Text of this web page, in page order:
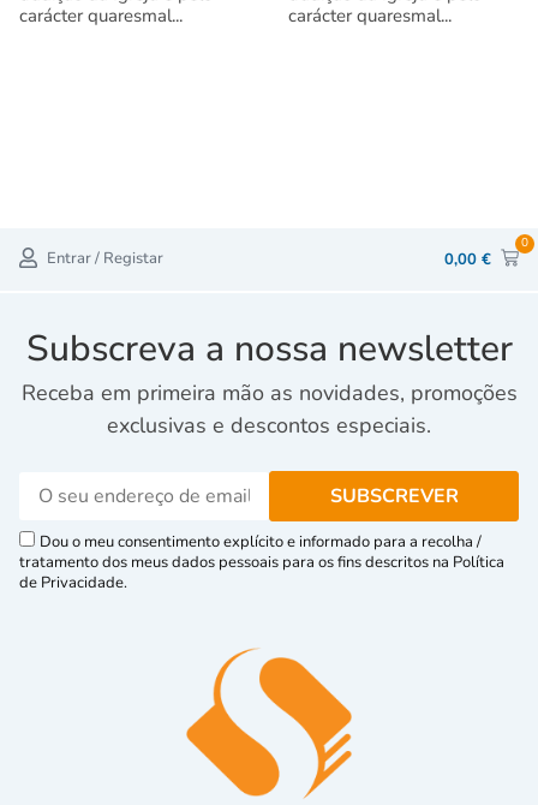
carácter quaresmal...
carácter quaresmal...
Entrar / Registar 0,00 €
0
Subscreva a nossa newsletter
Receba em primeira mão as novidades, promoções
exclusivas e descontos especiais.
Dou o meu consentimento explícito e informado para a recolha /
tratamento dos meus dados pessoais para os fins descritos na Política
de Privacidade.